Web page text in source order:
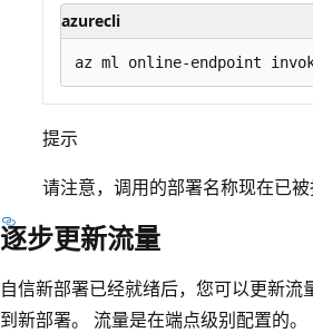
azurecli
提示
请注意，调用的部署名称现在已被
逐步更新流量
自信新部署已经就绪后，您可以更新流
到新部署。 流量是在端点级别配置的。